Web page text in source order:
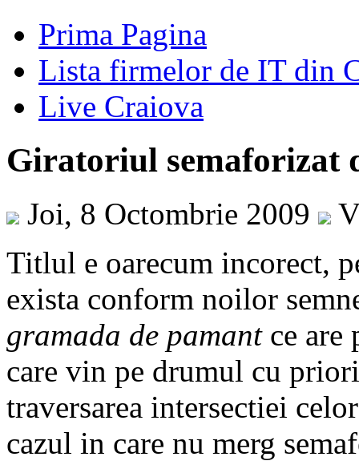
Prima Pagina
Lista firmelor de IT din
Live Craiova
Giratoriul semaforizat
Joi, 8 Octombrie 2009
Titlul e oarecum incorect,
exista conform noilor
gramada de pamantce are
care vin pe drumul cu
traversarea intersectiei
cazul in care nu merg